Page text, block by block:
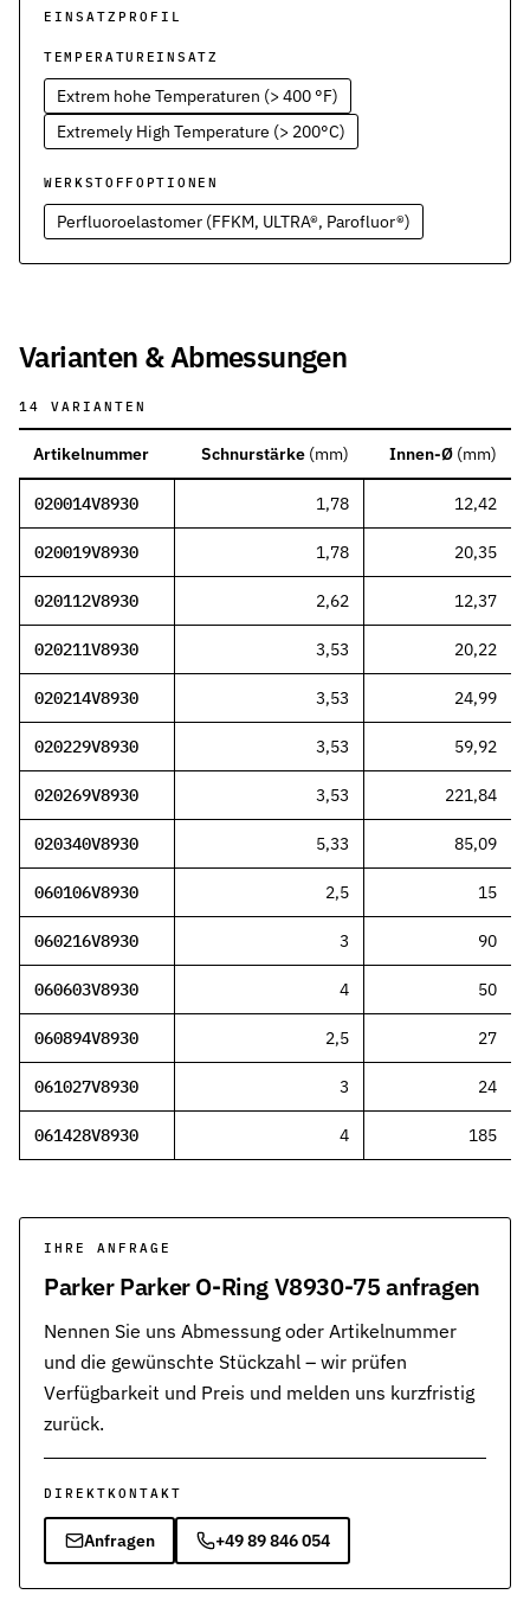
Werkstoffe
Normen & Zertifizierungen
ISO, DIN und EN-Normen in der Dichtungstechnik – Übersicht
Richtlinien & Zulassungen
REACH, RoHS, PFAS, FDA, LkSG und weitere Richtlinien für
EINSATZPROFIL
TEMPERATUREINSATZ
Extrem hohe Temperaturen (> 400 °F)
Extremely High Temperature (> 200°C)
WERKSTOFFOPTIONEN
Perfluoroelastomer (FFKM, ULTRA®, Parofluor®)
Varianten & Abmessungen
14 VARIANTEN
Artikelnummer Schnurstärke (mm) Innen-Ø (mm)
020014V8930 1,78 12,42
020019V8930 1,78 20,35
020112V8930 2,62 12,37
020211V8930 3,53 20,22
020214V8930 3,53 24,99
020229V8930 3,53 59,92
020269V8930 3,53 221,84
020340V8930 5,33 85,09
060106V8930 2,5 15
060216V8930 3 90
060603V8930 4 50
060894V8930 2,5 27
061027V8930 3 24
061428V8930 4 185
IHRE ANFRAGE
Parker Parker O-Ring V8930-75 anfragen
Nennen Sie uns Abmessung oder Artikelnummer
und die gewünschte Stückzahl – wir prüfen
Verfügbarkeit und Preis und melden uns kurzfristig
zurück.
DIREKTKONTAKT
Anfragen +49 89 846 054